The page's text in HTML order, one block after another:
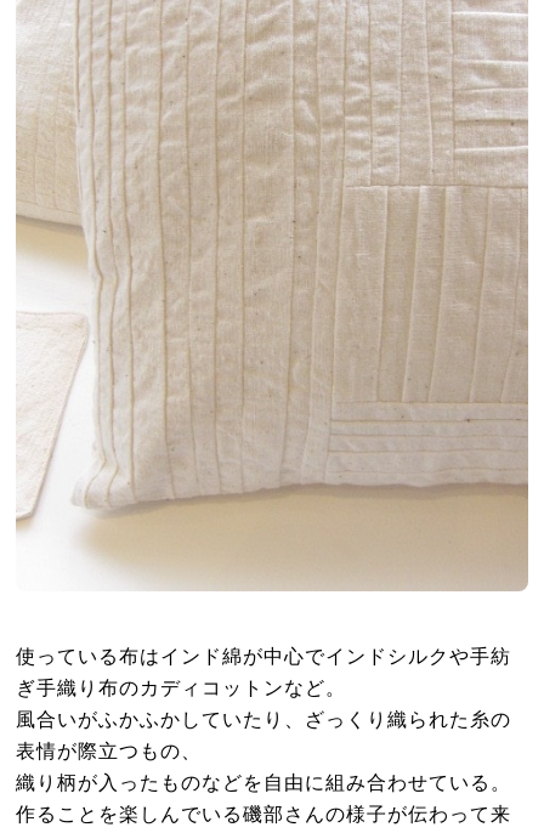
使っている布はインド綿が中心でインドシルクや手紡
ぎ手織り布のカディコットンなど。
風合いがふかふかしていたり、ざっくり織られた糸の
表情が際立つもの、
織り柄が入ったものなどを自由に組み合わせている。
作ることを楽しんでいる磯部さんの様子が伝わって来